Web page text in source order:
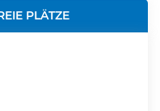
PLÄTZE